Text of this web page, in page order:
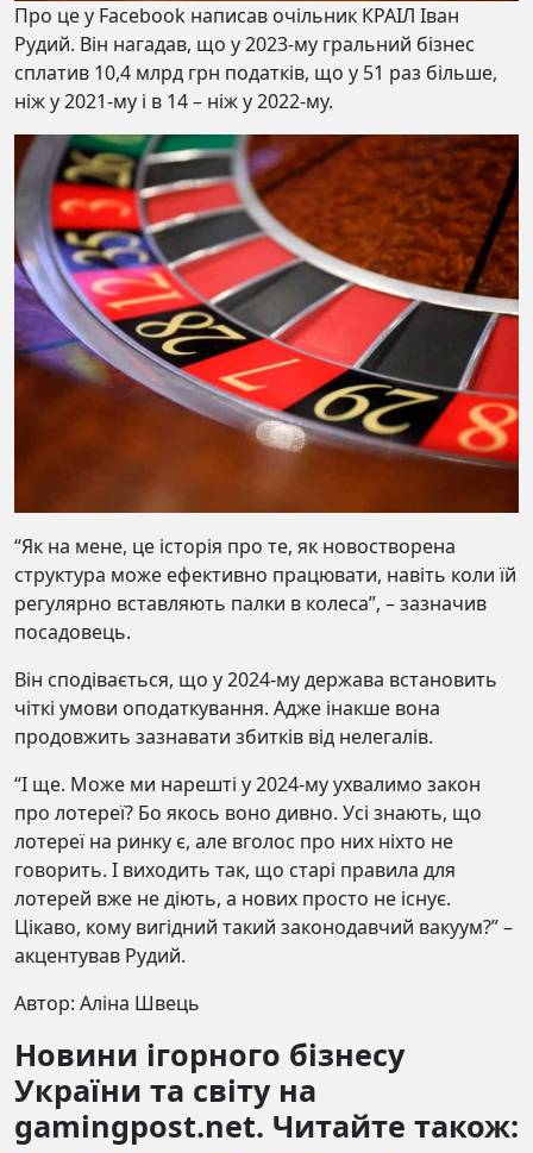
Про це у Facebook написав очільник КРАІЛ Іван
Рудий. Він нагадав, що у 2023-му гральний бізнес
сплатив 10,4 млрд грн податків, що у 51 раз більше,
ніж у 2021-му і в 14 – ніж у 2022-му.
“Як на мене, це історія про те, як новостворена
структура може ефективно працювати, навіть коли їй
регулярно вставляють палки в колеса”, – зазначив
посадовець.
Він сподівається, що у 2024-му держава встановить
чіткі умови оподаткування. Адже інакше вона
продовжить зазнавати збитків від нелегалів.
“І ще. Може ми нарешті у 2024-му ухвалимо закон
про лотереї? Бо якось воно дивно. Усі знають, що
лотереї на ринку є, але вголос про них ніхто не
говорить. І виходить так, що старі правила для
лотерей вже не діють, а нових просто не існує.
Цікаво, кому вигідний такий законодавчий вакуум?” –
акцентував Рудий.
Автор: Аліна Швець
Новини ігорного бізнесу
України та світу на
gamingpost.net. Читайте також: